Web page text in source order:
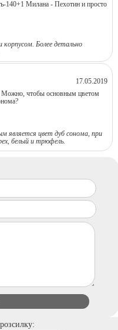
140+1 Милана - Пехотин и просто
Более детально
17.05.2019
чтобы основным цветом
является цвет дуб сонома, при
белый и трюфель.